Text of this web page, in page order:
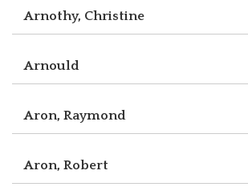
Arnothy, Christine
Arnould
Aron, Raymond
Aron, Robert